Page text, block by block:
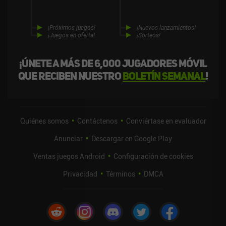
¡Únete a más de 6,000 jugadores móvil
que reciben nuestroboletín semanal!
¡Próximos juegos!
¡Juegos en oferta!
¡Nuevos lanzamientos!
¡Sorteos!
Quiénes somos Contáctenos
Conviértase en evaluador
Anunciar
Descargar en Google Play
Ventas juegos Android
Configuración de cookies
Privacidad
Términos DMCA